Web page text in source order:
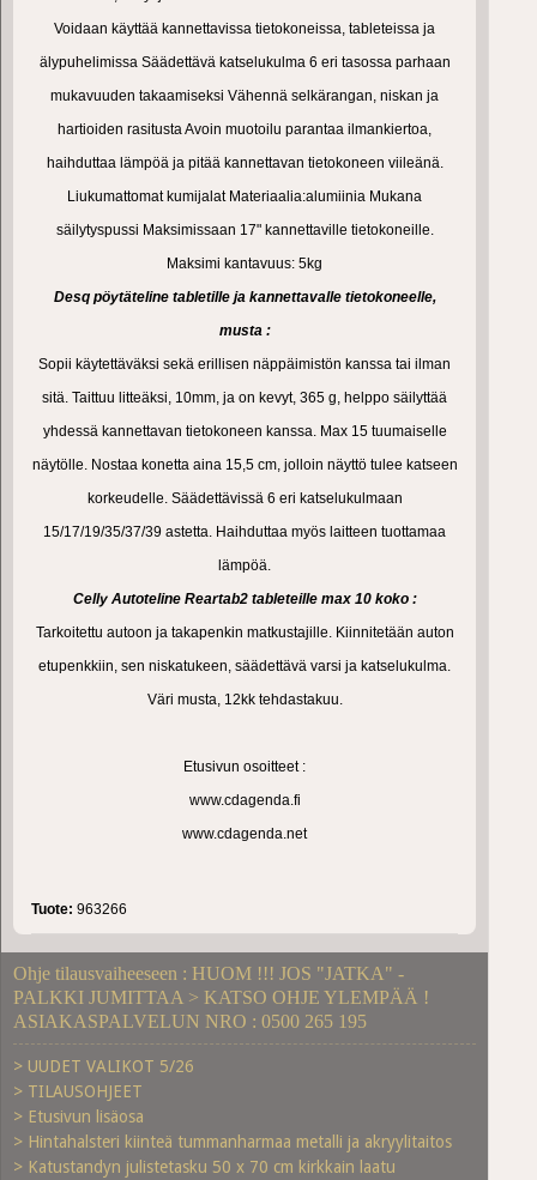
Voidaan käyttää kannettavissa tietokoneissa, tableteissa ja
älypuhelimissa Säädettävä katselukulma 6 eri tasossa parhaan
mukavuuden takaamiseksi Vähennä selkärangan, niskan ja
hartioiden rasitusta Avoin muotoilu parantaa ilmankiertoa,
haihduttaa lämpöä ja pitää kannettavan tietokoneen viileänä.
Liukumattomat kumijalat Materiaalia:alumiinia Mukana
säilytyspussi Maksimissaan 17" kannettaville tietokoneille.
Maksimi kantavuus: 5kg
Desq pöytäteline tabletille ja kannettavalle tietokoneelle,
musta :
Sopii käytettäväksi sekä erillisen näppäimistön kanssa tai ilman
sitä. Taittuu litteäksi, 10mm, ja on kevyt, 365 g, helppo säilyttää
yhdessä kannettavan tietokoneen kanssa. Max 15 tuumaiselle
näytölle. Nostaa konetta aina 15,5 cm, jolloin näyttö tulee katseen
korkeudelle. Säädettävissä 6 eri katselukulmaan
15/17/19/35/37/39 astetta. Haihduttaa myös laitteen tuottamaa
lämpöä.
Celly Autoteline Reartab2 tableteille max 10 koko :
Tarkoitettu autoon ja takapenkin matkustajille. Kiinnitetään auton
etupenkkiin, sen niskatukeen, säädettävä varsi ja katselukulma.
Väri musta, 12kk tehdastakuu.
Etusivun osoitteet :
www.cdagenda.fi
www.cdagenda.net
Tuote: 963266
Ohje tilausvaiheeseen : HUOM !!! JOS "JATKA" -
PALKKI JUMITTAA > KATSO OHJE YLEMPÄÄ !
ASIAKASPALVELUN NRO : 0500 265 195
> UUDET VALIKOT 5/26
> TILAUSOHJEET
> Etusivun lisäosa
> Hintahalsteri kiinteä tummanharmaa metalli ja akryylitaitos
> Katustandyn julistetasku 50 x 70 cm kirkkain laatu